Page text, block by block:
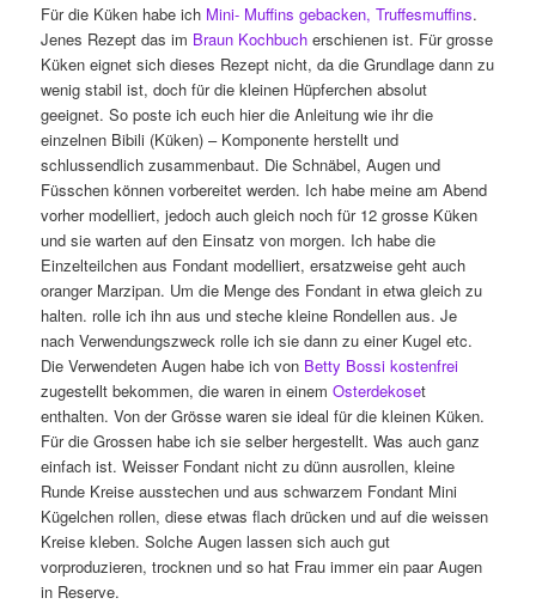
Für die Küken habe ich Mini- Muffins gebacken, Truffesmuffins.
Jenes Rezept das im Braun Kochbucherschienen ist. Für grosse
Küken eignet sich dieses Rezept nicht, da die Grundlage dann zu
wenig stabil ist, doch für die kleinen Hüpferchen absolut
geeignet. So poste ich euch hier die Anleitung wie ihr die
einzelnen Bibili (Küken) – Komponente herstellt und
schlussendlich zusammenbaut. Die Schnäbel, Augen und
Füsschen können vorbereitet werden. Ich habe meine am Abend
vorher modelliert, jedoch auch gleich noch für 12 grosse Küken
und sie warten auf den Einsatz von morgen. Ich habe die
Einzelteilchen aus Fondant modelliert, ersatzweise geht auch
oranger Marzipan. Um die Menge des Fondant in etwa gleich zu
halten. rolle ich ihn aus und steche kleine Rondellen aus. Je
nach Verwendungszweck rolle ich sie dann zu einer Kugel etc.
Die Verwendeten Augen habe ich von Betty Bossi kostenfrei
zugestellt bekommen, die waren in einemOsterdekoset
enthalten. Von der Grösse waren sie ideal für die kleinen Küken.
Für die Grossen habe ich sie selber hergestellt. Was auch ganz
einfach ist. Weisser Fondant nicht zu dünn ausrollen, kleine
Runde Kreise ausstechen und aus schwarzem Fondant Mini
Kügelchen rollen, diese etwas flach drücken und auf die weissen
Kreise kleben. Solche Augen lassen sich auch gut
vorproduzieren, trocknen und so hat Frau immer ein paar Augen
in Reserve.